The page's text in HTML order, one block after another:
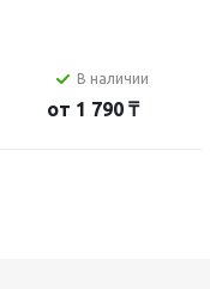
В наличии
от 1 790 ₸